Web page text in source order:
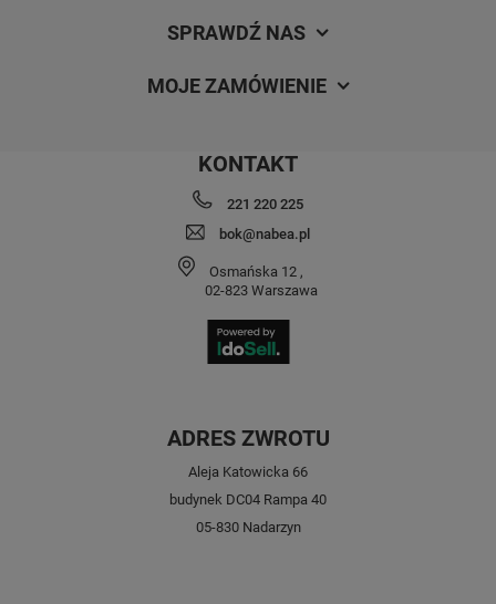
SPRAWDŹ NAS
MOJE ZAMÓWIENIE
KONTAKT
221 220 225
bok@nabea.pl
Osmańska 12 ,
02-823 Warszawa
ADRES ZWROTU
Aleja Katowicka 66
budynek DC04 Rampa 40
05-830 Nadarzyn